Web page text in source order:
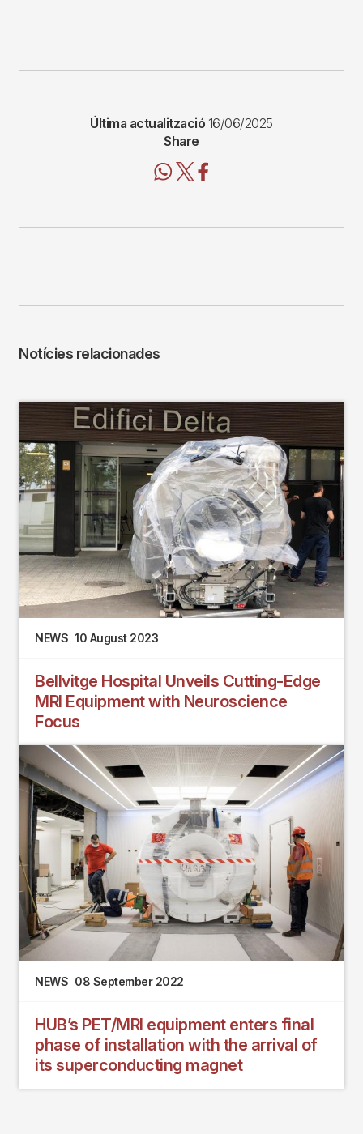
Última actualització 16/06/2025
Share
Notícies relacionades
NEWS 10 August 2023
Bellvitge Hospital Unveils Cutting-Edge
MRI Equipment with Neuroscience
Focus
NEWS 08 September 2022
HUB’s PET/MRI equipment enters final
phase of installation with the arrival of
its superconducting magnet